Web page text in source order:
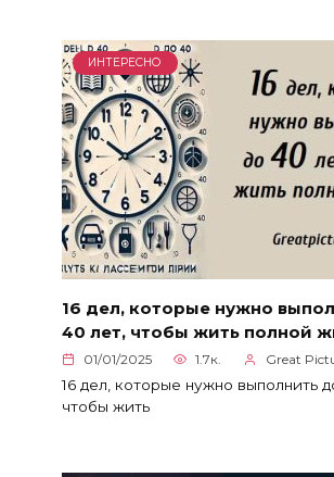
ИНТЕРЕСНО
16 дел, которые нужно
40 лет, чтобы жить полной
01/01/2025 1.7к. Great
16 дел, которые нужно выполнить
чтобы жить